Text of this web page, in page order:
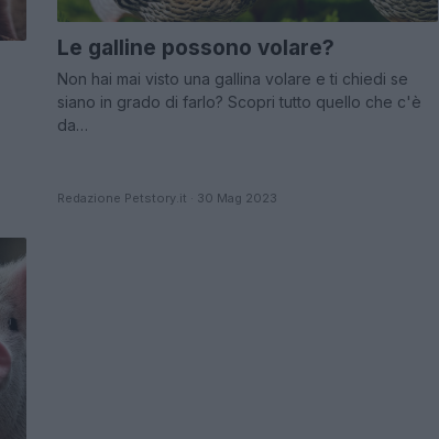
Le galline possono volare?
Non hai mai visto una gallina volare e ti chiedi se
siano in grado di farlo? Scopri tutto quello che c'è
da…
Redazione Petstory.it · 30 Mag 2023